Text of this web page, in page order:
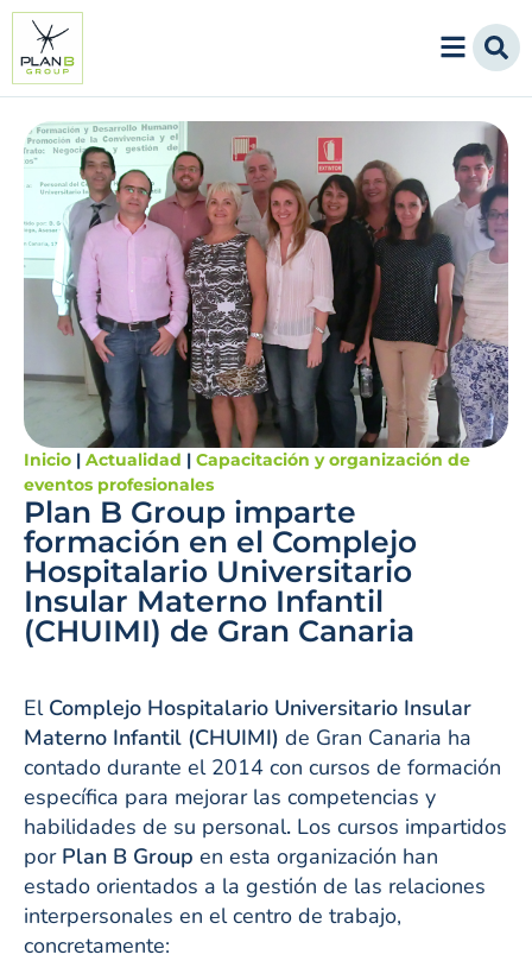
Inicio | Actualidad | Capacitación y organización de
eventos profesionales
Plan B Group imparte
formación en el Complejo
Hospitalario Universitario
Insular Materno Infantil
(CHUIMI) de Gran Canaria
El Complejo Hospitalario Universitario Insular
Materno Infantil (CHUIMI) de Gran Canaria ha
contado durante el 2014 con cursos de formación
específica para mejorar las competencias y
habilidades de su personal. Los cursos impartidos
por Plan B Group en esta organización han
estado orientados a la gestión de las relaciones
interpersonales en el centro de trabajo,
concretamente: